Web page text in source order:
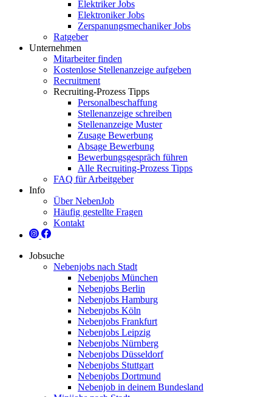
Elektriker Jobs
Elektroniker Jobs
Zerspanungsmechaniker Jobs
Ratgeber
Unternehmen
Mitarbeiter finden
Kostenlose Stellenanzeige aufgeben
Recruitment
Recruiting-Prozess Tipps
Personalbeschaffung
Stellenanzeige schreiben
Stellenanzeige Muster
Zusage Bewerbung
Absage Bewerbung
Bewerbungsgespräch führen
Alle Recruiting-Prozess Tipps
FAQ für Arbeitgeber
Info
Über NebenJob
Häufig gestellte Fragen
Kontakt
Jobsuche
Nebenjobs nach Stadt
Nebenjobs München
Nebenjobs Berlin
Nebenjobs Hamburg
Nebenjobs Köln
Nebenjobs Frankfurt
Nebenjobs Leipzig
Nebenjobs Nürnberg
Nebenjobs Düsseldorf
Nebenjobs Stuttgart
Nebenjobs Dortmund
Nebenjob in deinem Bundesland